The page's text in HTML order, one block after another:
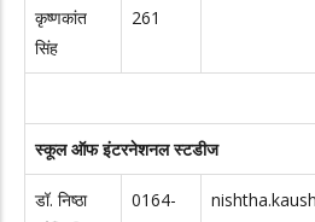
कृष्णकांत
सिंह
261
स्कूल ऑफ इंटरनेशनल स्टडीज
डॉ. निष्ठा
0164-